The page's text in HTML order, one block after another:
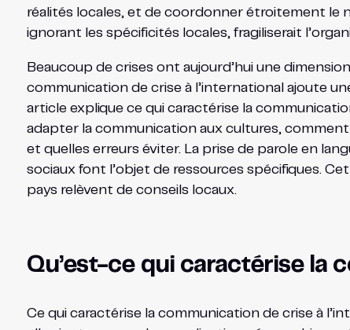
réalités locales, et de coordonner étroitement le
ignorant les spécificités locales, fragiliserait
Beaucoup de crises ont aujourd’hui une
communication de crise à l’international ajoute
article explique ce qui caractérise la
adapter la communication aux cultures,
et quelles erreurs éviter. La prise de parole en
sociaux font l’objet de ressources spécifiques.
pays relèvent de conseils locaux.
Qu’est-ce qui caractérise la
Ce qui caractérise la communication de crise à